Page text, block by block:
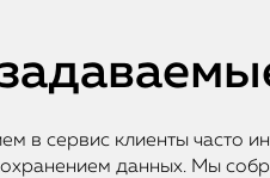
в сервис клиенты часто
данных. Мы